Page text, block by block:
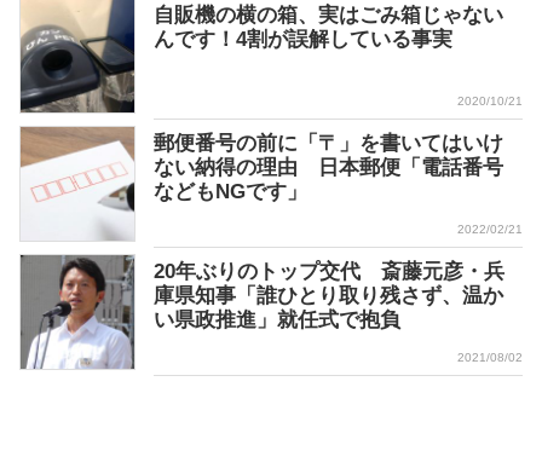
自販機の横の箱、実はごみ箱じゃない
んです！4割が誤解している事実
2020/10/21
郵便番号の前に「〒」を書いてはいけ
ない納得の理由 日本郵便「電話番号
などもNGです」
2022/02/21
20年ぶりのトップ交代 斎藤元彦・兵
庫県知事「誰ひとり取り残さず、温か
い県政推進」就任式で抱負
2021/08/02